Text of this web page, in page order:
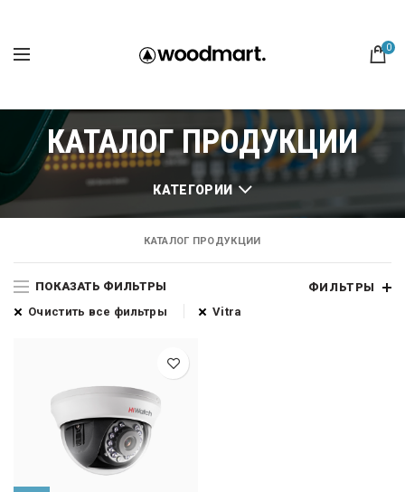
0
КАТАЛОГ ПРОДУКЦИИ
КАТЕГОРИИ
КАТАЛОГ ПРОДУКЦИИ
ПОКАЗАТЬ ФИЛЬТРЫ
ФИЛЬТРЫ
Очистить все фильтры
Vitra